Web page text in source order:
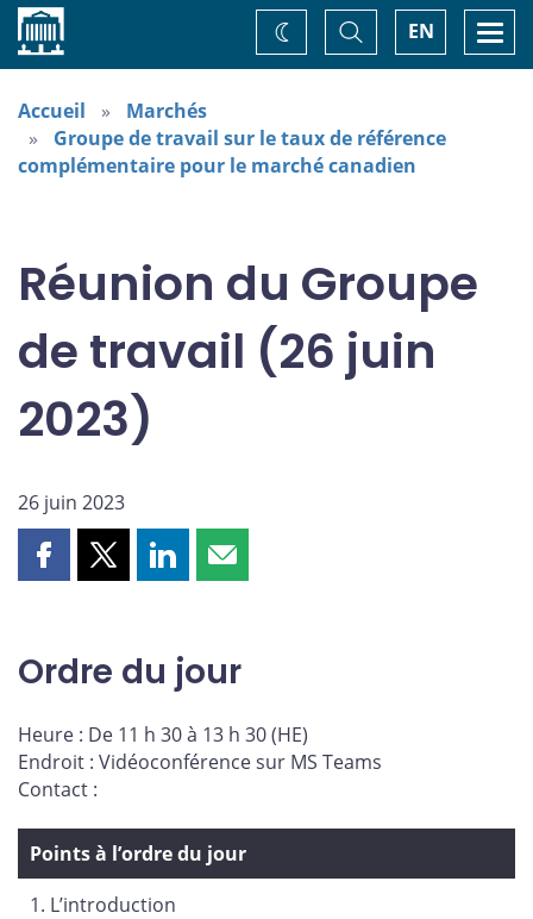
Accueil EN
Basculer
la
recherche
Changez
de
Accueil
Marchés
Groupe de travail sur le taux de référence
complémentaire pour le marché canadien
Réunion du Groupe
de travail (26 juin
2023)
26 juin 2023
Partager
Facebook
Partager
X
Partager
LinkedIn
Partager
courriel
Ordre du jour
Heure : De 11 h 30 à 13 h 30 (HE)
Endroit : Vidéoconférence sur MS Teams
Contact :
Points à l’ordre du jour
1. L’introduction